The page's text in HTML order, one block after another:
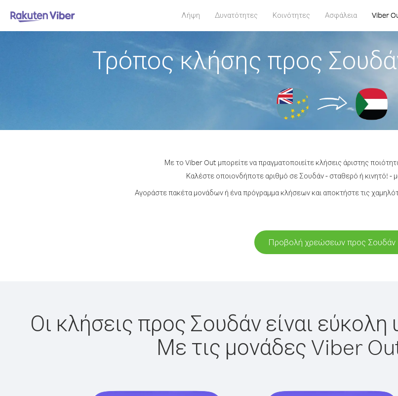
Λήψη Δυνατότητες Κοινότητες Ασφάλεια Viber
Τρόπος κλήσης προς
Με το Viber Out μπορείτε να πραγματοποιείτε κλήσεις άριστης
Καλέστε οποιονδήποτε αριθμό σε Σουδάν - σταθερό ή κινητό! -
Αγοράστε πακέτα μονάδων ή ένα πρόγραμμα κλήσεων και αποκτήστε τις
Προβολή χρεώσεων προς Σουδάν
Οι κλήσεις προς Σουδάν είναι
Με τις μονάδες Viber